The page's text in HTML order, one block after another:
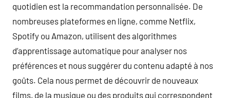
quotidien est la recommandation personnalisée. De
nombreuses plateformes en ligne, comme Netflix,
Spotify ou Amazon, utilisent des algorithmes
d’apprentissage automatique pour analyser nos
préférences et nous suggérer du contenu adapté à nos
goûts. Cela nous permet de découvrir de nouveaux
films, de la musique ou des produits qui correspondent